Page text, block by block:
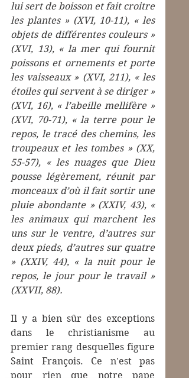
lui sert de boisson et fait croitre
les plantes » (XVI, 10-11), « les
objets de différentes couleurs »
(XVI, 13), « la mer qui fournit
poissons et ornements et porte
les vaisseaux » (XVI, 211), « les
étoiles qui servent à se diriger »
(XVI, 16), « l’abeille mellifère »
(XVI, 70-71), « la terre pour le
repos, le tracé des chemins, les
troupeaux et les tombes » (XX,
55-57), « les nuages que Dieu
pousse légèrement, réunit par
monceaux d’où il fait sortir une
pluie abondante » (XXIV, 43), «
les animaux qui marchent les
uns sur le ventre, d’autres sur
deux pieds, d’autres sur quatre
» (XXIV, 44), « la nuit pour le
repos, le jour pour le travail »
(XXVII, 88).
Il y a bien sûr des exceptions
dans le christianisme au
premier rang desquelles figure
Saint François. Ce n'est pas
pour rien que notre pape